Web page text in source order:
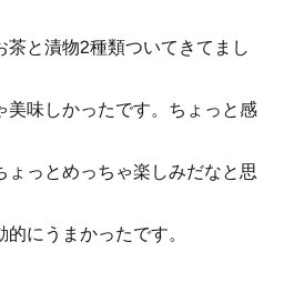
茶と漬物2種類ついてきてまし
美味しかったです。ちょっと感
ょっとめっちゃ楽しみだなと思
にうまかったです。